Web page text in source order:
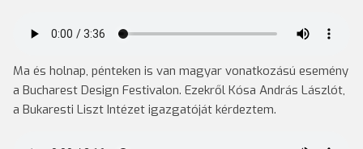
Ma és holnap, pénteken is van magyar vonatkozású esemény
a Bucharest Design Festivalon. Ezekről Kósa András Lászlót,
a Bukaresti Liszt Intézet igazgatóját kérdeztem.